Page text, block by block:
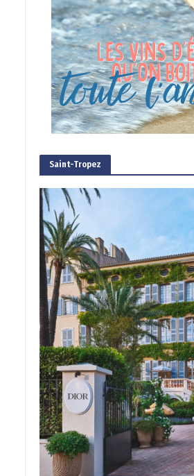
Saint-Tropez